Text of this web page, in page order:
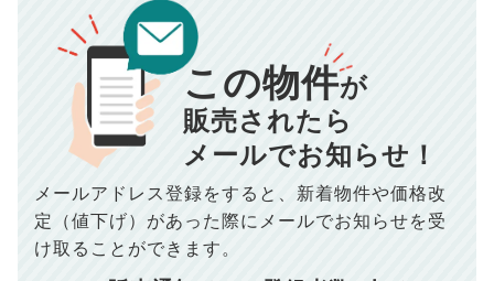
返済シミュレーション計算結果
毎月の支払額 834
年間の支払額 10,005 円
総支払額 100,050 円
00万円
■仲介手数料／ 00万円
■売買契約書印紙／ 0
■抵当権抹消費用／0万円
※購入価格よりも売却価格が高い場合、譲渡所得税が発生する
場合がございます。詳しくは最寄りの税務署などにご確認く
※シミュレーター結果はあくまでも概算であり、手残り金額を
保証するものではございません。
※上記売却費用には、住所変更登記の費用、引っ越し費用、住
宅ローンの一括繰上返済の手数料等は含まれておりませんの
で予めご了承ください。
この物件が
販売されたら
メールでお知らせ！
メールアドレス登録をすると、 新着物件や価格改
定（値下げ）があった際に メールでお知らせを受
け取ることができます。